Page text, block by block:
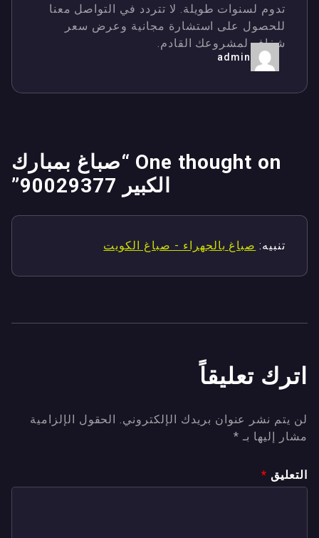
تدوم لسنوات طويلة. لا تتردد في التواصل معنا
للحصول على استشارة مجانية وعرض سعر
شفاف لمشروعك القادم.
admin
One thought on “
صباغ بمبارك
الكبير 90029377
”
تنبيه:صباغ بالجهراء - صباغ الكويت
اترك تعليقاً
لن يتم نشر عنوان بريدك الإلكتروني. الحقول الإلزامية
مشار إليها بـ*
التعليق*